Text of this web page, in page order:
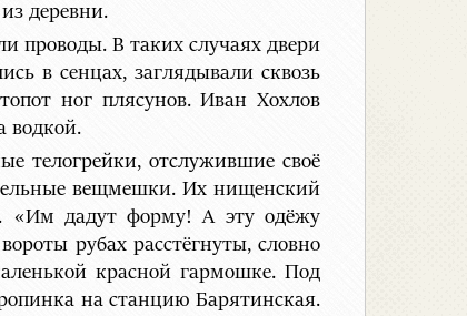
деревни.
проводы. В таких случаях двери
в сенцах, заглядывали сквозь
ног плясунов. Иван Хохлов
водкой.
телогрейки, отслужившие своё
вещмешки. Их нищенский
«Им дадут форму! А эту одёжу
рубах расстёгнуты, словно
красной гармошке. Под
на станцию Барятинская.